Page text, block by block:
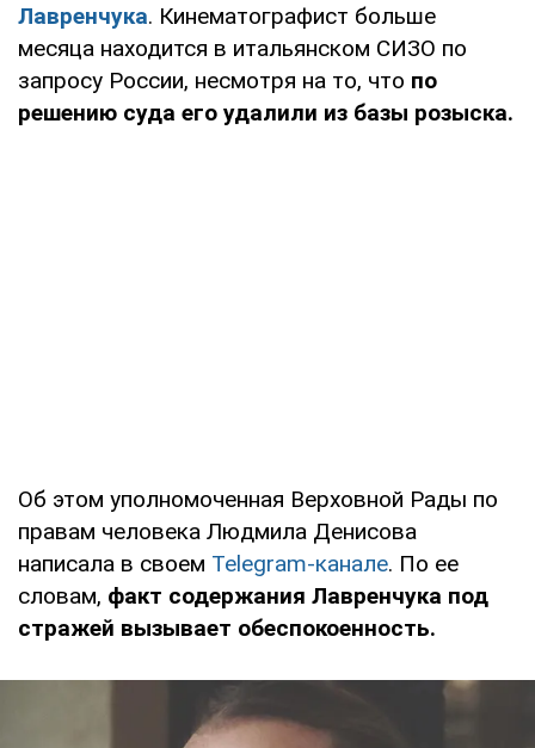
Лавренчука. Кинематографист больше
месяца находится в итальянском СИЗО по
запросу России, несмотря на то, что по
решению суда его удалили из базы розыска.
Об этом уполномоченная Верховной Рады по
правам человека Людмила Денисова
написала в своем Telegram-канале. По ее
словам, факт содержания Лавренчука под
стражей вызывает обеспокоенность.